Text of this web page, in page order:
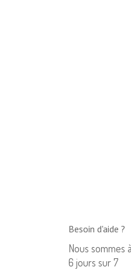
Besoin d'aide ?
Nous sommes
6 jours sur 7